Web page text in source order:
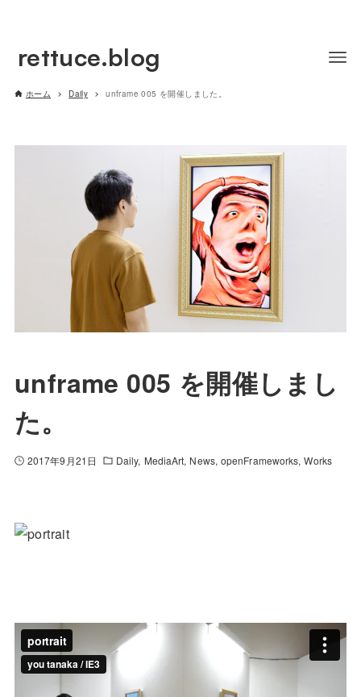
rettuce.blog
ホーム Daily unframe 005 を開催しました。
unframe 005 を開催しまし
た。
2017年9月21日 Daily MediaArt News openFrameworks Works